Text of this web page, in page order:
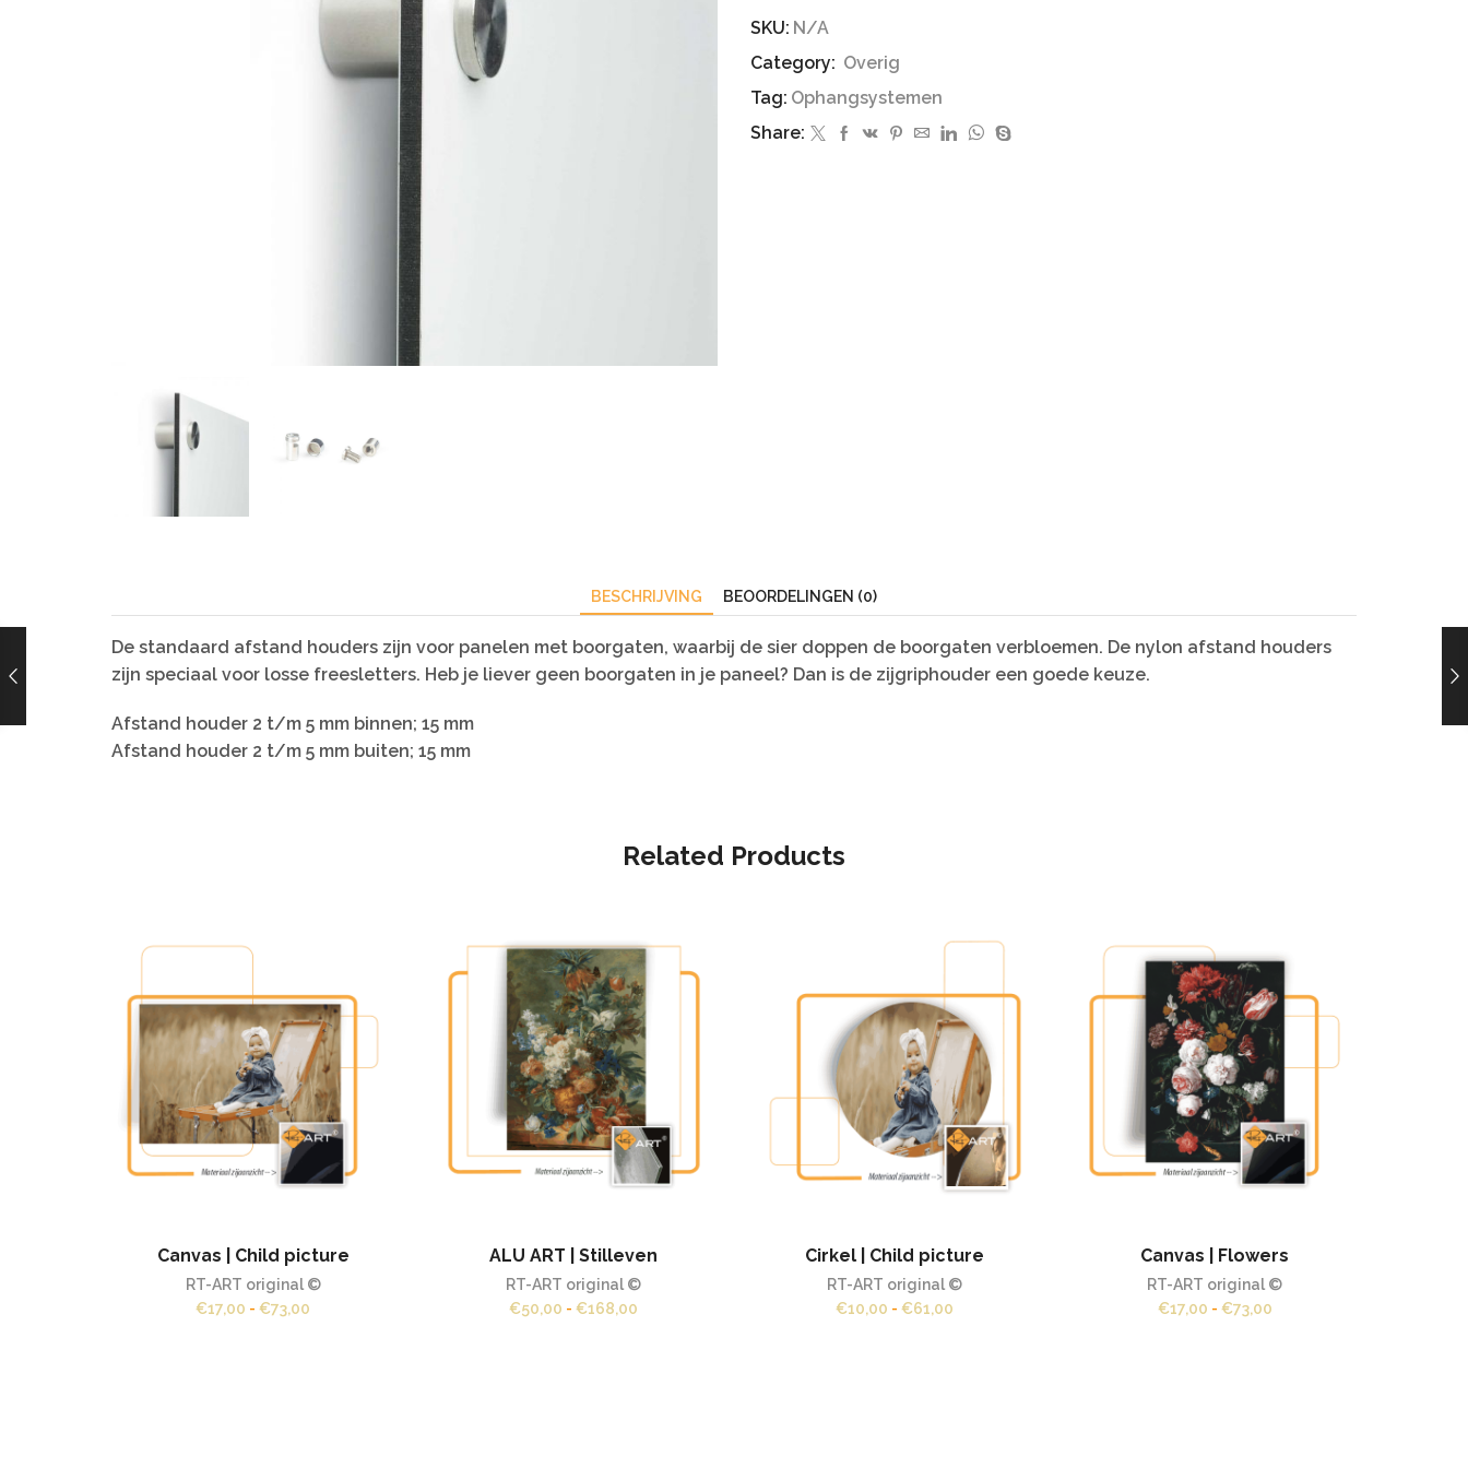
Afstandhouder
SKU: N/A
Category: Overig
Tag: Ophangsystemen
Share:
BESCHRIJVING BEOORDELINGEN (0)
De standaard afstand houders zijn voor panelen met boorgaten, waarbij de sier doppen de boorgaten verbloemen. De nylon afstand houders
zijn speciaal voor losse freesletters. Heb je liever geen boorgaten in je paneel? Dan is de zijgriphouder een goede keuze.
Afstand houder 2 t/m 5 mm binnen; 15 mm
Afstand houder 2 t/m 5 mm buiten; 15 mm
Related Products
Canvas | Child picture
RT-ART original ©
€17,00 - €73,00
ALU ART | Stilleven
RT-ART original ©
€50,00 - €168,00
Cirkel | Child picture
RT-ART original ©
€10,00 - €61,00Prijsklasse:
Canvas | Flowers
RT-ART original ©
€17,00 - €73,00Prijsklasse: